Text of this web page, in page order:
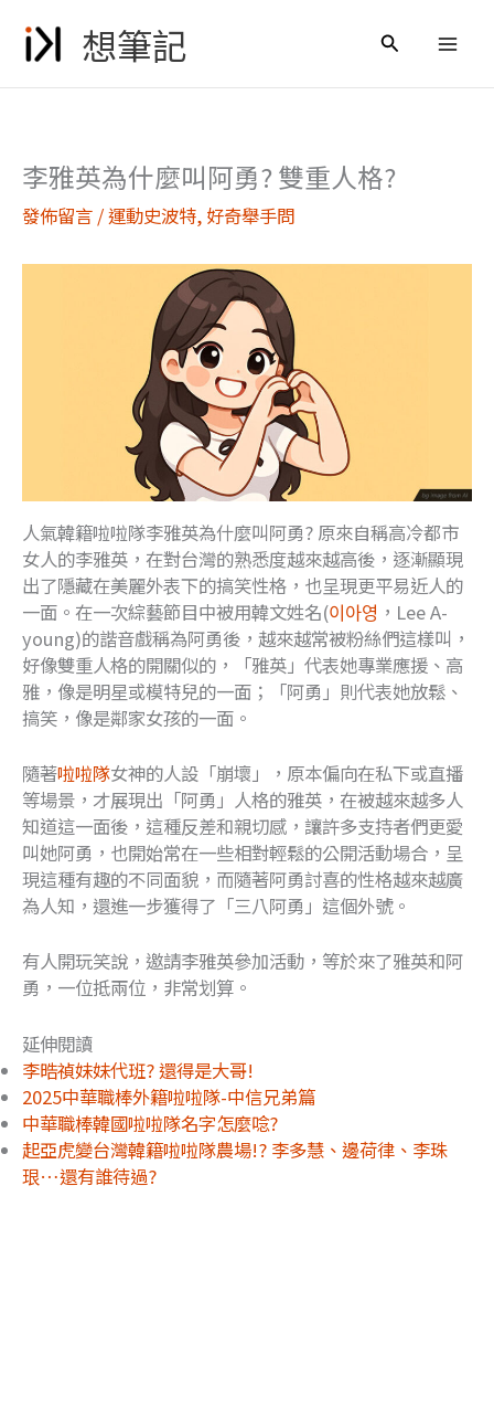
要
想筆記
搜
李雅英為什麼叫阿勇? 雙重人格?
發佈留言 /運動史波特, 好奇舉手問
人氣韓籍啦啦隊李雅英為什麼叫阿勇? 原來自稱高冷都市
女人的李雅英，在對台灣的熟悉度越來越高後，逐漸顯現
出了隱藏在美麗外表下的搞笑性格，也呈現更平易近人的
一面。在一次綜藝節目中被用韓文姓名(이아영 ，Lee A-
young)的諧音戲稱為阿勇後，越來越常被粉絲們這樣叫，
好像雙重人格的開關似的，「雅英」代表她專業應援、高
雅，像是明星或模特兒的一面；「阿勇」則代表她放鬆、
搞笑，像是鄰家女孩的一面。
隨著啦啦隊女神的人設「崩壞」，原本偏向在私下或直播
等場景，才展現出「阿勇」人格的雅英，在被越來越多人
知道這一面後，這種反差和親切感，讓許多支持者們更愛
叫她阿勇，也開始常在一些相對輕鬆的公開活動場合，呈
現這種有趣的不同面貌，而隨著阿勇討喜的性格越來越廣
為人知，還進一步獲得了「三八阿勇」這個外號。
有人開玩笑說，邀請李雅英參加活動，等於來了雅英和阿
勇，一位抵兩位，非常划算。
延伸閱讀
李晧禎妹妹代班? 還得是大哥!
2025中華職棒外籍啦啦隊-中信兄弟篇
中華職棒韓國啦啦隊名字怎麼唸?
起亞虎變台灣韓籍啦啦隊農場!? 李多慧、邊荷律、李珠
珢…還有誰待過?